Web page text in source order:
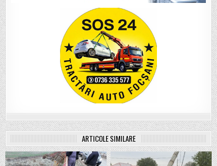
ARTICOLE SIMILARE